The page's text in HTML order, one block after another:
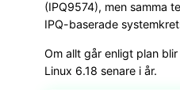
(IPQ9574), men samma
IPQ-baserade
Om allt går enligt plan
Linux 6.18 senare i år.